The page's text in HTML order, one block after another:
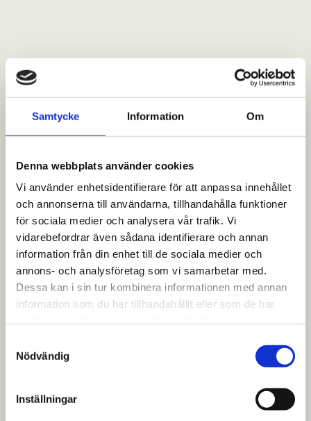
Samtycke Information Om
Denna webbplats använder cookies
Vi använder enhetsidentifierare för att anpassa innehållet
och annonserna till användarna, tillhandahålla funktioner
för sociala medier och analysera vår trafik. Vi
vidarebefordrar även sådana identifierare och annan
information från din enhet till de sociala medier och
annons- och analysföretag som vi samarbetar med.
Dessa kan i sin tur kombinera informationen med annan
information som du har tillhandahållit eller som de har
Nödvändig
Inställningar
Kärnområden
Äldre
Läs mer
Barn och unga
Läs mer